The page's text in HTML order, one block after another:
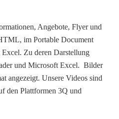
Angebote, Flyer und
im Portable Document
Zu deren Darstellung
und Microsoft Excel. Bilder
angezeigt. Unsere Videos sind
den Plattformen 3Q und